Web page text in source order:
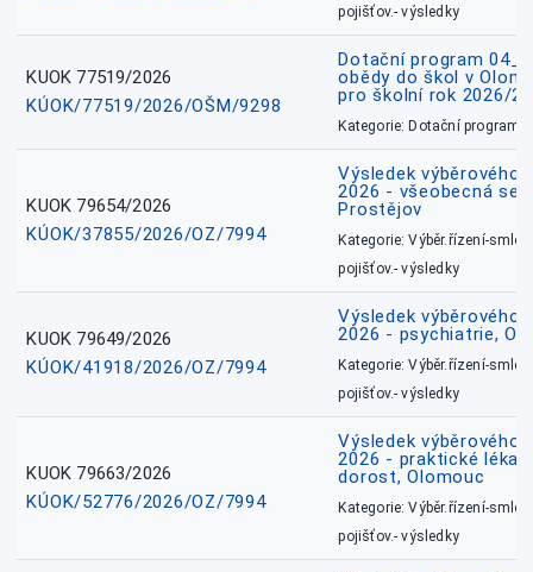
pojišťov.- výsledky
KUOK 77519/2026
KÚOK/77519/2026/OŠM/9298
Dotační program
obědy do škol v
pro školní rok 2026/
Kategorie: Dotační
KUOK 79654/2026
KÚOK/37855/2026/OZ/7994
Výsledek výběrového
2026 - všeobecná
Prostějov
Kategorie: Výběr.řízení-
pojišťov.- výsledky
KUOK 79649/2026
KÚOK/41918/2026/OZ/7994
Výsledek výběrového
2026 - psychiatrie,
Kategorie: Výběr.řízení-
pojišťov.- výsledky
KUOK 79663/2026
KÚOK/52776/2026/OZ/7994
Výsledek výběrového
2026 - praktické
dorost, Olomouc
Kategorie: Výběr.řízení-
pojišťov.- výsledky